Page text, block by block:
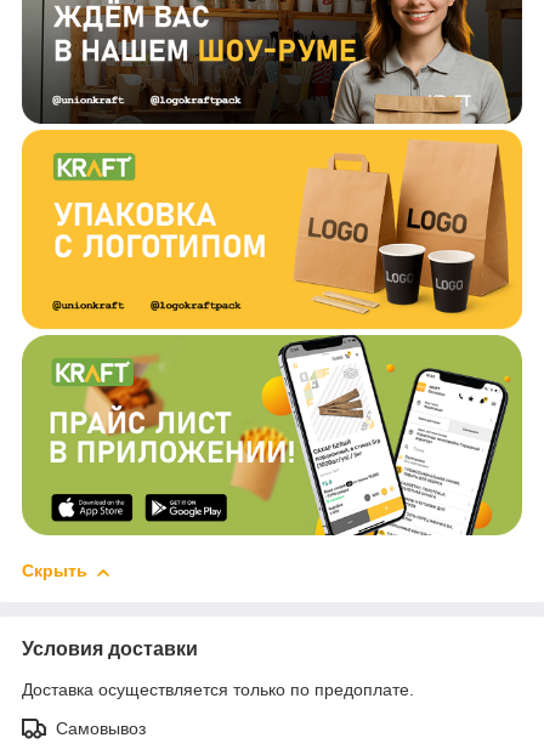
Скрыть
Условия доставки
Доставка осуществляется только по предоплате.
Самовывоз